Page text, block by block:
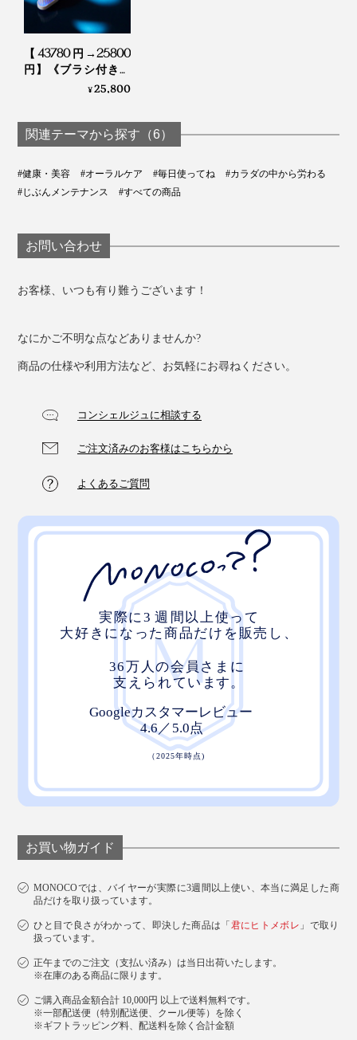
さらに、『SOLADEY』全モデル共通の特長として、ブ
ラシ部分のみ交換可能。本体は長く使えるので経済的で
す。
「リズム3」に付属しているブラシは、「3列コンパク
パクト 星形キャッチ極細毛」は、一本一本の断面が星
の形状。
極細加工を施した毛先で、歯と歯の間や歯周ポケットま
※替えブラシ「３列コンパクト 星形キャッチ極細毛／4本セット」はこちら
替ブラシは、ブラシ形状やサイズのバリエーションが豊
富。大人から子ども用までそろっているので、お好みの
ものを選んでください。
『SOLADEY』のブラシは、すべて日本製。熟練の職人
たちが目と手で、丁寧な作業と厳しい検品を行い、高品
質な商品を届けています。
【43780円→25800
円】《ブラシ付き本
体＋替えブラシヘッ
の「電子歯ブラシ」
｜PLAQLES プラクレ
¥25,800
関連テーマから探す（6）
#健康・美容 #オーラルケア #毎日使ってね
#カラダの中から労わる
#じぶんメンテナンス
#すべての商品
お問い合わせ
お客様、いつも有り難うございます！
なにかご不明な点などありませんか?
商品の仕様や利用方法など、お気軽にお尋ねください。
コンシェルジュに相談する
ご注文済みのお客様はこちらから
よくあるご質問
お買い物ガイド
MONOCOでは、バイヤーが実際に3週間以上使い、本当に満足した商
品だけを取り扱っています。
ひと目で良さがわかって、即決した商品は「 君にヒトメボレ 」で取り
扱っています。
正午までのご注文（支払い済み）は当日出荷いたします。
※在庫のある商品に限ります。
ご購入商品金額合計 10,000円 以上で送料無料です。
※一部配送便（特別配送便、クール便等）を除く
※ギフトラッピング料、配送料を除く合計金額